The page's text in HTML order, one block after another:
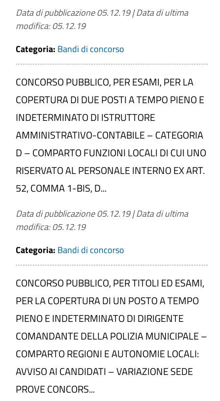
Data di pubblicazione 05.12.19|Data di ultima
modifica: 05.12.19
Categoria: Bandi di concorso
CONCORSO PUBBLICO, PER ESAMI, PER LA
COPERTURA DI DUE POSTI A TEMPO PIENO E
INDETERMINATO DI ISTRUTTORE
AMMINISTRATIVO-CONTABILE – CATEGORIA
D – COMPARTO FUNZIONI LOCALI DI CUI UNO
RISERVATO AL PERSONALE INTERNO EX ART.
52, COMMA 1-BIS, D...
Data di pubblicazione 05.12.19|Data di ultima
modifica: 05.12.19
Categoria: Bandi di concorso
CONCORSO PUBBLICO, PER TITOLI ED ESAMI,
PER LA COPERTURA DI UN POSTO A TEMPO
PIENO E INDETERMINATO DI DIRIGENTE
COMANDANTE DELLA POLIZIA MUNICIPALE –
COMPARTO REGIONI E AUTONOMIE LOCALI:
AVVISO AI CANDIDATI – VARIAZIONE SEDE
PROVE CONCORS...